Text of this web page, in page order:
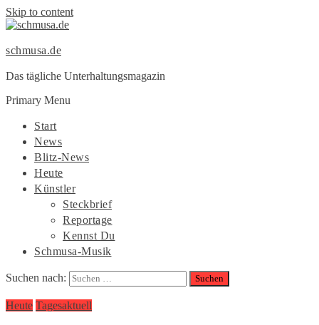
Skip to content
schmusa.de
Das tägliche Unterhaltungsmagazin
Primary Menu
Start
News
Blitz-News
Heute
Künstler
Steckbrief
Reportage
Kennst Du
Schmusa-Musik
Suchen nach:
Heute Tagesaktuell